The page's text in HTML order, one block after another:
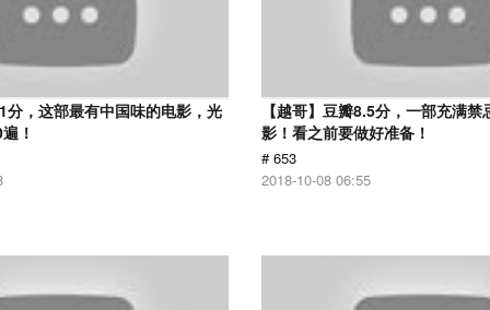
分，这部最有中国味的电影，光
！
【越哥】豆瓣8.5分，一部充满禁
影！看之前要做好准备！
# 653
2018-10-08 06:55